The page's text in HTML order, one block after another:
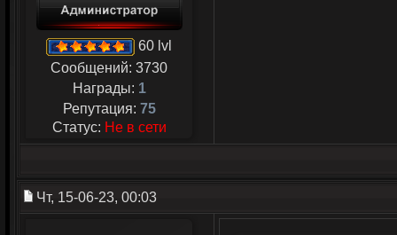
60 lvl
Сообщений: 3730
Награды: 1
Репутация: 75
Статус: Не в сети
Чт, 15-06-23, 00:03